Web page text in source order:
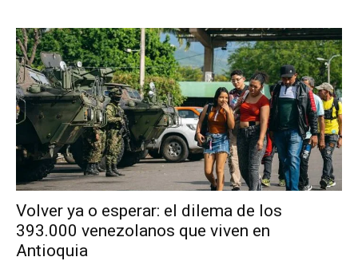
Volver ya o esperar: el dilema de los
393.000 venezolanos que viven en
Antioquia